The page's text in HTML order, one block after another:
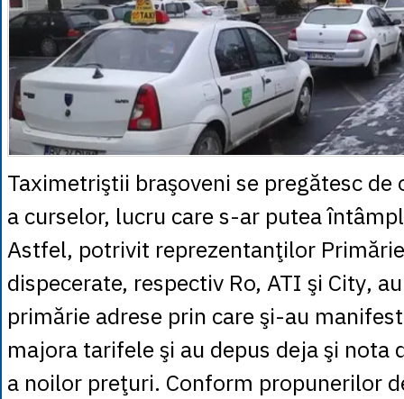
Taximetriştii braşoveni se pregătesc de
a curselor, lucru care s-ar putea
Astfel, potrivit reprezentanţilor
dispecerate, respectiv Ro, ATI şi City,
primărie adrese prin care şi-au
majora tarifele şi au depus deja şi nota
a noilor preţuri. Conform propunerilor